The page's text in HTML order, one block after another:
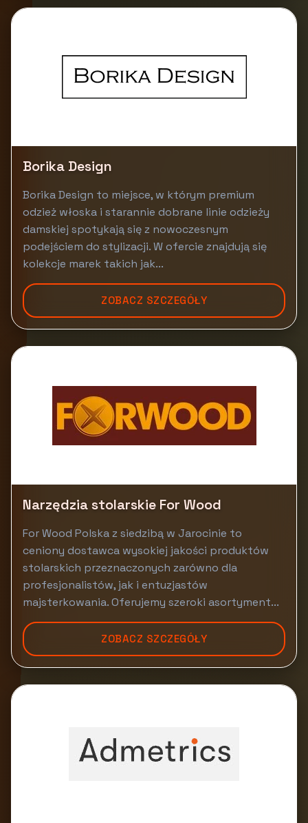
Borika Design
Borika Design to miejsce, w którym premium
odzież włoska i starannie dobrane linie odzieży
damskiej spotykają się z nowoczesnym
podejściem do stylizacji. W ofercie znajdują się
kolekcje marek takich jak...
ZOBACZ SZCZEGÓŁY
Narzędzia stolarskie For Wood
For Wood Polska z siedzibą w Jarocinie to
ceniony dostawca wysokiej jakości produktów
stolarskich przeznaczonych zarówno dla
profesjonalistów, jak i entuzjastów
majsterkowania. Oferujemy szeroki asortyment...
ZOBACZ SZCZEGÓŁY